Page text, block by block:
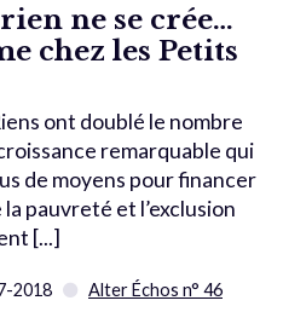
ne se crée…
chez les Petits
ont doublé le nombre
remarquable qui
de moyens pour financer
pauvreté et l’exclusion
[...]
2018 Alter Échos n° 46